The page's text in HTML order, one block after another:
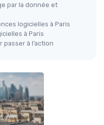
par la donnée et
logicielles à Paris
à Paris
à l’action